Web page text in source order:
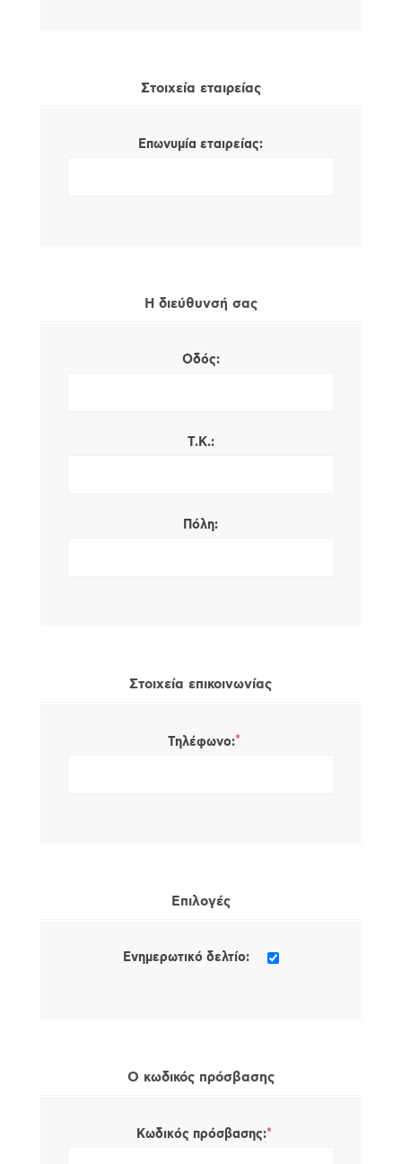
Στοιχεία εταιρείας
Επωνυμία εταιρείας:
Η διεύθυνσή σας
Οδός:
Τ.Κ.:
Πόλη:
Στοιχεία επικοινωνίας
Τηλέφωνο:*
Επιλογές
Ενημερωτικό δελτίο:
Ο κωδικός πρόσβασης
Κωδικός πρόσβασης:*